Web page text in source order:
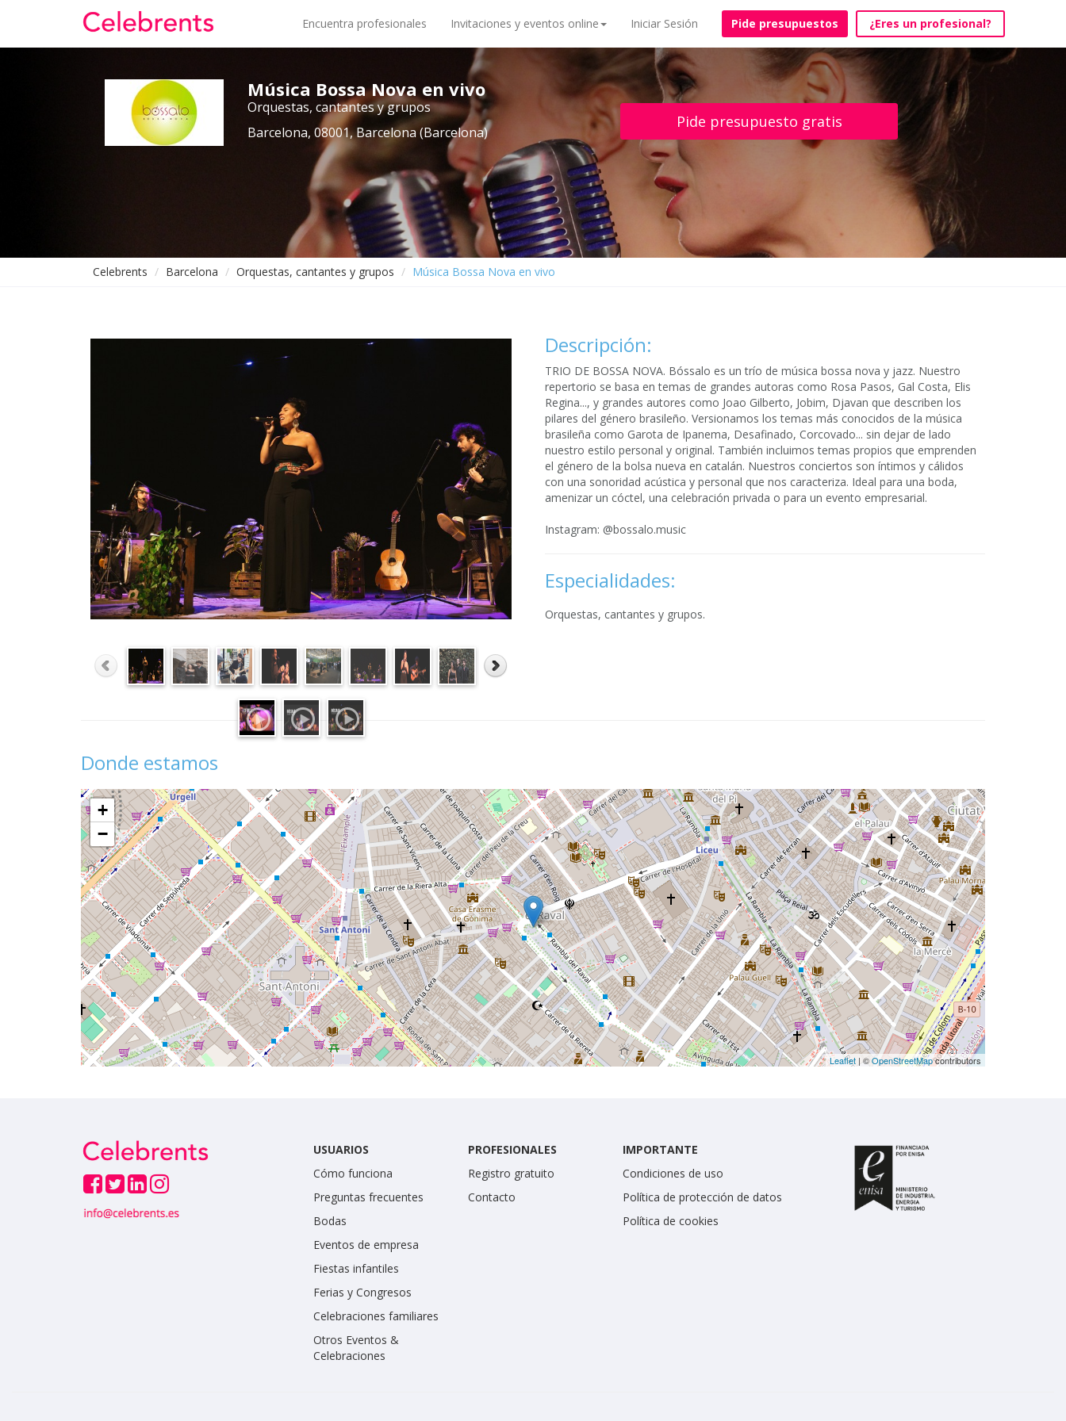
Encuentra profesionales Invitaciones y eventos online Iniciar Sesión Pide presupuestos ¿Eres un profesional?
Música Bossa Nova en vivo
Orquestas, cantantes y grupos
Barcelona, 08001, Barcelona (Barcelona)
Pide presupuesto gratis
Celebrents Barcelona Orquestas, cantantes y grupos Música Bossa Nova en vivo
Descripción:
TRIO DE BOSSA NOVA. Bóssalo es un trío de música bossa nova y jazz. Nuestro
repertorio se basa en temas de grandes autoras como Rosa Pasos, Gal Costa, Elis
Regina..., y grandes autores como Joao Gilberto, Jobim, Djavan que describen los
pilares del género brasileño. Versionamos los temas más conocidos de la música
brasileña como Garota de Ipanema, Desafinado, Corcovado... sin dejar de lado
nuestro estilo personal y original. También incluimos temas propios que emprenden
el género de la bolsa nueva en catalán. Nuestros conciertos son íntimos y cálidos
con una sonoridad acústica y personal que nos caracteriza. Ideal para una boda,
amenizar un cóctel, una celebración privada o para un evento empresarial.
Instagram: @bossalo.music
Especialidades:
Orquestas, cantantes y grupos.
Donde estamos
+
−
Leaflet | ©OpenStreetMapcontributors
USUARIOS
Cómo funciona
Preguntas frecuentes
Bodas
Eventos de empresa
Fiestas infantiles
Ferias y Congresos
Celebraciones familiares
Otros Eventos &
Celebraciones
PROFESIONALES
Registro gratuito
Contacto
IMPORTANTE
Condiciones de uso
Política de protección de datos
Política de cookies